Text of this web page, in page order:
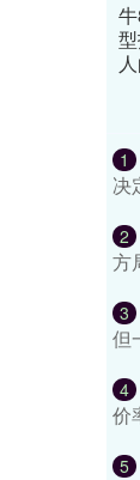
1
决
2
方
3
但
4
价
5